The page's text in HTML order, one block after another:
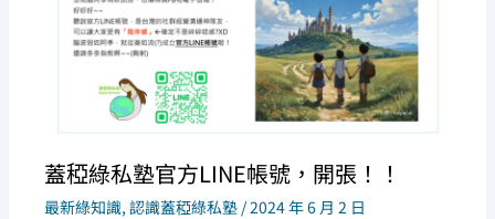
蓋稏綠私塾官方LINE帳號，開張！！
最新綠知識,認識蓋稏綠私塾 /2024 年 6 月 2 日